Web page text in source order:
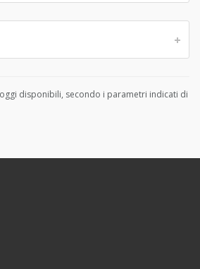
disponibili, secondo i parametri indicati di